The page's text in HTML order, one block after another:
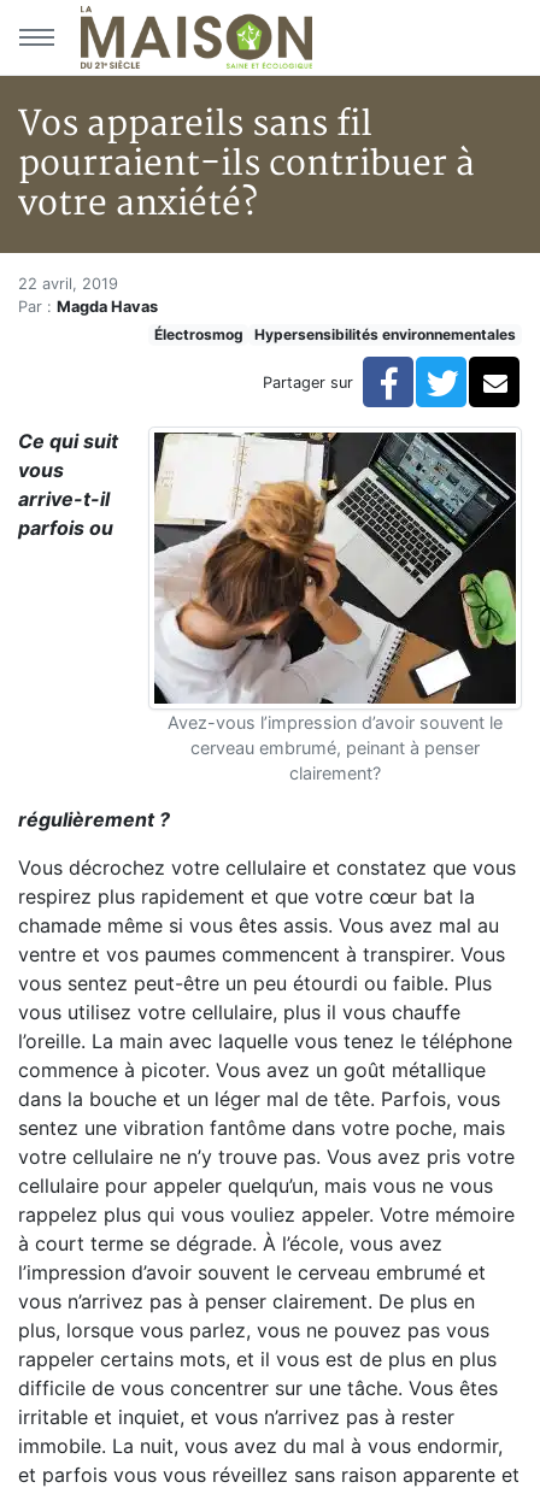
Aller au menu principal
Aller au contenu principal
Vos appareils sans fil
pourraient-ils contribuer à
votre anxiété?
Accueil
Articles
Hypersensibilités environnementales
Vos appareils sans fil pourraient-ils contribuer à
Vos appareils sans fil
22 avril, 2019
Par : Magda Havas
Électrosmog
Hypersensibilités environnementales
Partager sur Facebook
Avez-vous l’impression d’avoir souvent le
cerveau embrumé, peinant à penser
clairement?
Ce qui suit
vous
arrive-t-il
parfois ou
régulièrement ?
Vous décrochez votre cellulaire et constatez que vous
respirez plus rapidement et que votre cœur bat la
chamade même si vous êtes assis. Vous avez mal au
ventre et vos paumes commencent à transpirer. Vous
vous sentez peut-être un peu étourdi ou faible. Plus
vous utilisez votre cellulaire, plus il vous chauffe
l’oreille. La main avec laquelle vous tenez le téléphone
commence à picoter. Vous avez un goût métallique
dans la bouche et un léger mal de tête. Parfois, vous
sentez une vibration fantôme dans votre poche, mais
votre cellulaire ne n’y trouve pas. Vous avez pris votre
cellulaire pour appeler quelqu’un, mais vous ne vous
rappelez plus qui vous vouliez appeler. Votre mémoire
à court terme se dégrade. À l’école, vous avez
l’impression d’avoir souvent le cerveau embrumé et
vous n’arrivez pas à penser clairement. De plus en
plus, lorsque vous parlez, vous ne pouvez pas vous
rappeler certains mots, et il vous est de plus en plus
difficile de vous concentrer sur une tâche. Vous êtes
irritable et inquiet, et vous n’arrivez pas à rester
immobile. La nuit, vous avez du mal à vous endormir,
et parfois vous vous réveillez sans raison apparente et